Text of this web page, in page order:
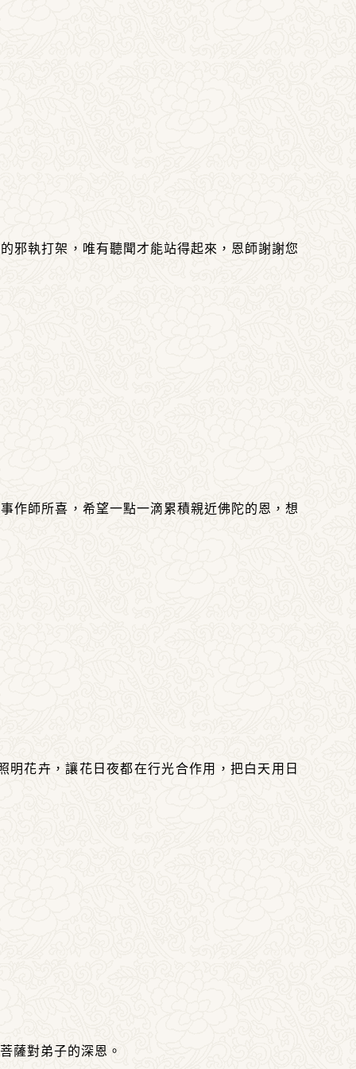
邪執打架，唯有聽聞才能站得起來，恩師謝謝您
作師所喜，希望一點一滴累積親近佛陀的恩，想
花卉，讓花日夜都在行光合作用，把白天用日
薩對弟子的深恩。